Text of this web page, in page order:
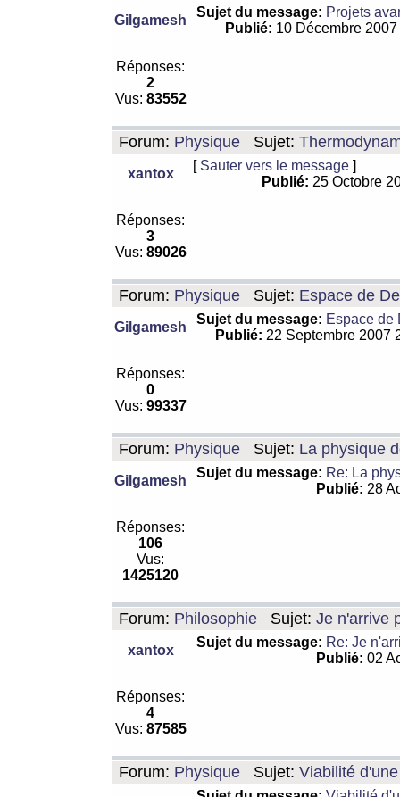
Gilgamesh
Sujet du message: Projets
Publié: 10 Décembre
Réponses:
2
Vus: 83552
Forum: Physique Sujet:
xantox
[ Sauter vers le message ]
Publié: 25 Octobre
Réponses:
3
Vus: 89026
Forum: Physique Sujet: Espace de
Gilgamesh
Sujet du message: Espace de
Publié: 22 Septembre 2007
Réponses:
0
Vus: 99337
Forum: Physique Sujet: La physique
Gilgamesh
Sujet du message: Re: La
Publié: 28
Réponses:
106
Vus:
1425120
Forum: Philosophie Sujet: Je n'arrive
xantox
Sujet du message: Re: Je
Publié: 02
Réponses:
4
Vus: 87585
Forum: Physique Sujet: Viabilité